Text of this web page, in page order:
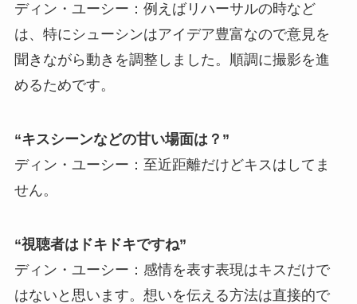
ディン・ユーシー：例えばリハーサルの時など
は、特にシューシンはアイデア豊富なので意見を
聞きながら動きを調整しました。順調に撮影を進
めるためです。
“キスシーンなどの甘い場面は？”
ディン・ユーシー：至近距離だけどキスはしてま
せん。
“視聴者はドキドキですね”
ディン・ユーシー：感情を表す表現はキスだけで
はないと思います。想いを伝える方法は直接的で